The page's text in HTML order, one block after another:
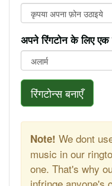
अपने रिंगटोन के लिए
रिंगटोन्स बनाएँ
Note! We dont
music in our
one. That's why
infringe anyone's